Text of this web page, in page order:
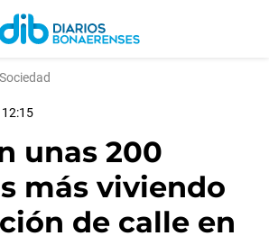
Sociedad
12:15
unas 200
más viviendo
de calle en